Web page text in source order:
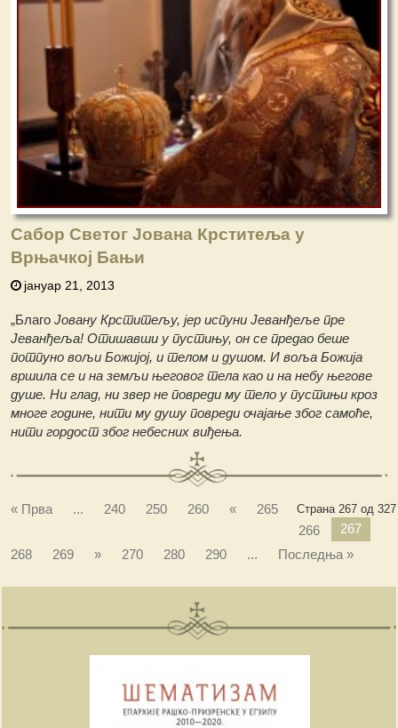
Сабор Светог Јована Крститеља у
Врњачкој Бањи
јануар 21, 2013
„Благо Јовану Крститељу, јер испуни Јеванђеље пре
Јеванђеља! Отишавши у пустињу, он се предао беше
потпуно вољи Божијој, и телом и душом. И воља Божија
вршила се и на земљи његовог тела као и на небу његове
душе. Ни глад, ни звер не повреди му тело у пустињи кроз
многе године, нити му душу повреди очајање због самоће,
нити гордост због небесних виђења.
Страна 267 од 327
« Прва ... 240 250 260 «
265
266
267
268
269 » 270 280 290 ... Последња »